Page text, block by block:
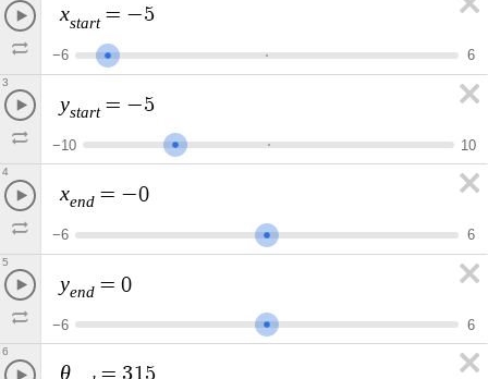
xstart = −5
−6 6
ystart = −5
−10 10
3
xend = −0
−6 6
4
yend = 0
−6 6
5
θ = 31 5
6